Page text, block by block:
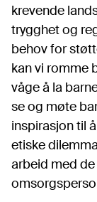
krevende
trygghet og
behov for
kan vi romme
våge å la
se og møte
inspirasjon til
etiske
arbeid med